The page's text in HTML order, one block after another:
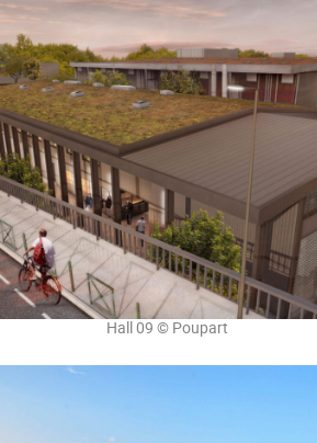
Hall 09 © Poupart